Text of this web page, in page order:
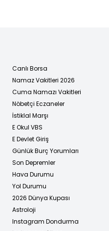
Canlı Borsa
Namaz Vakitleri 2026
Cuma Namazı Vakitleri
Nöbetçi Eczaneler
İstiklal Marşı
E Okul VBS
E Devlet Giriş
Günlük Burç Yorumları
Son Depremler
Hava Durumu
Yol Durumu
2026 Dünya Kupası
Astroloji
Instagram Dondurma